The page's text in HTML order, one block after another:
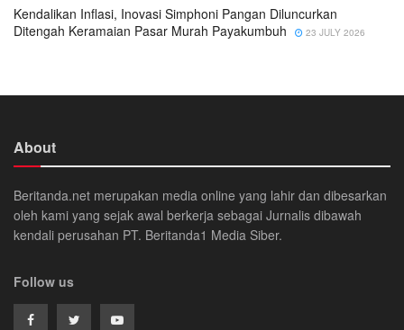
Kendalikan Inflasi, Inovasi Simphoni Pangan Diluncurkan
Ditengah Keramaian Pasar Murah Payakumbuh
23 JULY 2026
About
Beritanda.net merupakan media online yang lahir dan dibesarkan
oleh kami yang sejak awal berkerja sebagai Jurnalis dibawah
kendali perusahan PT. Beritanda1 Media Siber.
Follow us